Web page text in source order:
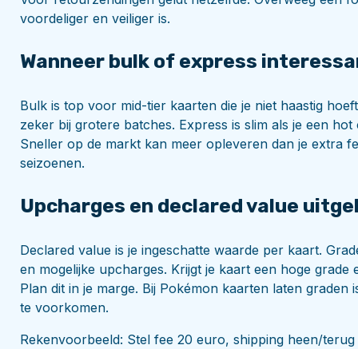
voordeliger en veiliger is.
Wanneer bulk of express
Bulk is top voor mid-tier kaarten die je niet haastig
zeker bij grotere batches. Express is slim als je een
Sneller op de markt kan meer opleveren dan je extra
seizoenen.
Upcharges en declared value
Declared value is je ingeschatte waarde per kaart.
en mogelijke upcharges. Krijgt je kaart een hoge
Plan dit in je marge. Bij Pokémon kaarten laten
te voorkomen.
Rekenvoorbeeld: Stel fee 20 euro, shipping heen/